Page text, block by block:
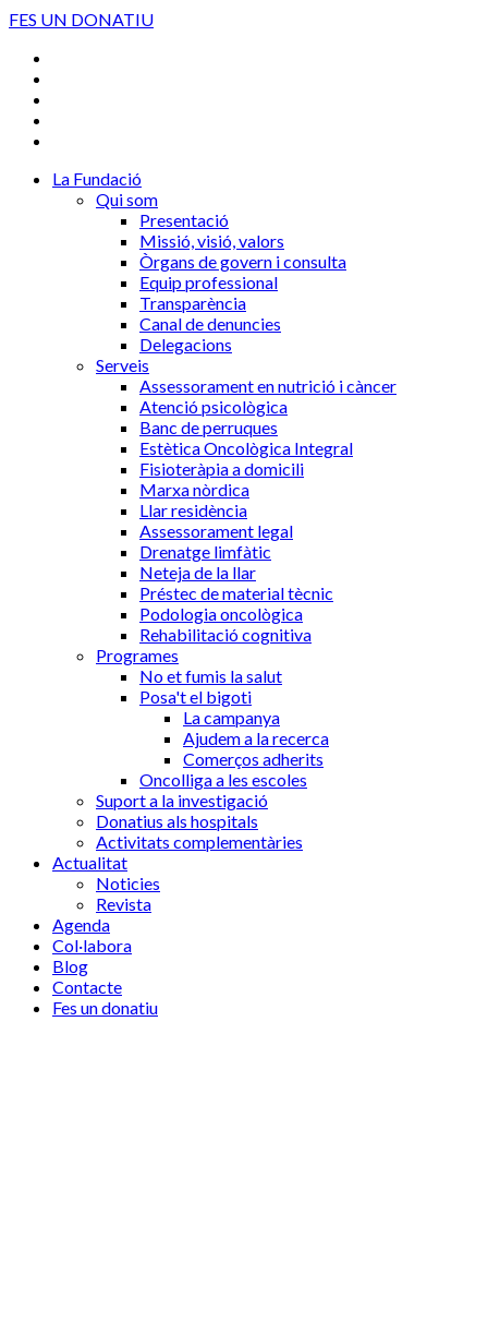
FES UN DONATIU
La Fundació
Qui som
Presentació
Missió, visió, valors
Òrgans de govern i consulta
Equip professional
Transparència
Canal de denuncies
Delegacions
Serveis
Assessorament en nutrició i càncer
Atenció psicològica
Banc de perruques
Estètica Oncològica Integral
Fisioteràpia a domicili
Marxa nòrdica
Llar residència
Assessorament legal
Drenatge limfàtic
Neteja de la llar
Préstec de material tècnic
Podologia oncològica
Rehabilitació cognitiva
Programes
No et fumis la salut
Posa't el bigoti
La campanya
Ajudem a la recerca
Comerços adherits
Oncolliga a les escoles
Suport a la investigació
Donatius als hospitals
Activitats complementàries
Actualitat
Noticies
Revista
Agenda
Col·labora
Blog
Contacte
Fes un donatiu